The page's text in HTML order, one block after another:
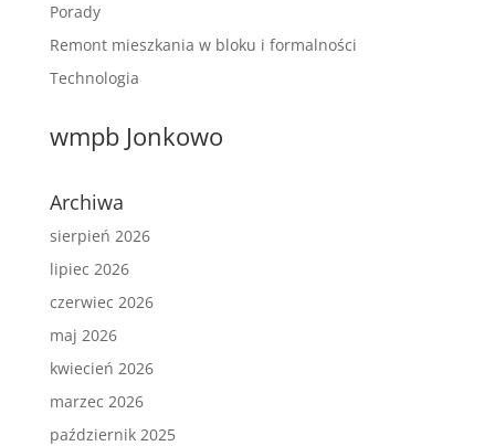
Porady
Remont mieszkania w bloku i formalności
Technologia
wmpb Jonkowo
Archiwa
sierpień 2026
lipiec 2026
czerwiec 2026
maj 2026
kwiecień 2026
marzec 2026
październik 2025